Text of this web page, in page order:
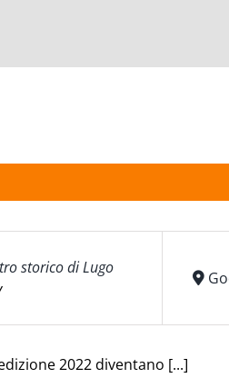
storico di Lugo
2022 diventano [...]